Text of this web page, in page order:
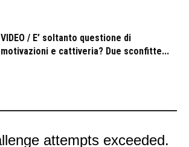
VIDEO / E’ soltanto questione di
motivazioni e cattiveria? Due sconfitte...